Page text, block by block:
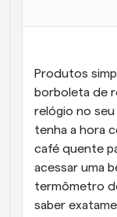
Fluxos de
Blogue
Mantenha-
atualizações
Reuniões
Reunião
Links de
Agende
Produtos
borboleta de
relógio no
tenha a hora
café quente
acessar uma
termômetro
saber